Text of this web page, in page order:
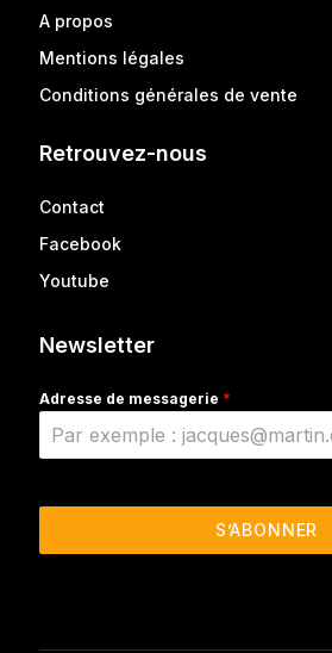
A propos
Mentions légales
Conditions générales de vente
Retrouvez-nous
Contact
Facebook
Youtube
Newsletter
Adresse de messagerie *
S’ABONNER